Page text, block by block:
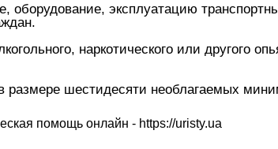
эксплуатацию
наркотического или другого
шестидесяти необлагаемых
помощь онлайн - https://uristy.ua